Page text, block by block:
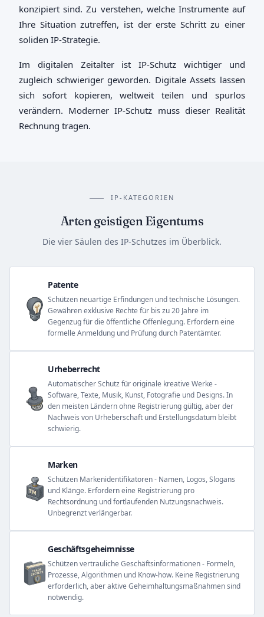
konzipiert sind. Zu verstehen, welche Instrumente auf
Ihre Situation zutreffen, ist der erste Schritt zu einer
soliden IP-Strategie.
Im digitalen Zeitalter ist IP-Schutz wichtiger und
zugleich schwieriger geworden. Digitale Assets lassen
sich sofort kopieren, weltweit teilen und spurlos
verändern. Moderner IP-Schutz muss dieser Realität
Rechnung tragen.
IP-KATEGORIEN
Arten geistigen Eigentums
Die vier Säulen des IP-Schutzes im Überblick.
Patente
Schützen neuartige Erfindungen und technische Lösungen.
Gewähren exklusive Rechte für bis zu 20 Jahre im
Gegenzug für die öffentliche Offenlegung. Erfordern eine
formelle Anmeldung und Prüfung durch Patentämter.
Urheberrecht
Automatischer Schutz für originale kreative Werke -
Software, Texte, Musik, Kunst, Fotografie und Designs. In
den meisten Ländern ohne Registrierung gültig, aber der
Nachweis von Urheberschaft und Erstellungsdatum bleibt
schwierig.
Marken
Schützen Markenidentifikatoren - Namen, Logos, Slogans
und Klänge. Erfordern eine Registrierung pro
Rechtsordnung und fortlaufenden Nutzungsnachweis.
Unbegrenzt verlängerbar.
Geschäftsgeheimnisse
Schützen vertrauliche Geschäftsinformationen - Formeln,
Prozesse, Algorithmen und Know-how. Keine Registrierung
erforderlich, aber aktive Geheimhaltungsmaßnahmen sind
notwendig.